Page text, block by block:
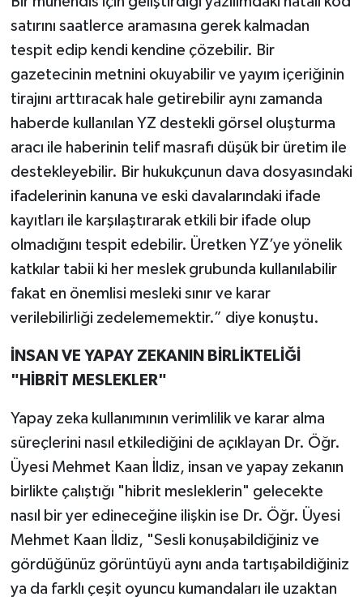
satırını saatlerce aramasına gerek kalmadan
tespit edip kendi kendine çözebilir. Bir
gazetecinin metnini okuyabilir ve yayım içeriğinin
tirajını arttıracak hale getirebilir aynı zamanda
haberde kullanılan YZ destekli görsel oluşturma
aracı ile haberinin telif masrafı düşük bir üretim ile
destekleyebilir. Bir hukukçunun dava dosyasındaki
ifadelerinin kanuna ve eski davalarındaki ifade
kayıtları ile karşılaştırarak etkili bir ifade olup
olmadığını tespit edebilir. Üretken YZ’ye yönelik
katkılar tabii ki her meslek grubunda kullanılabilir
fakat en önemlisi mesleki sınır ve karar
verilebilirliği zedelememektir.” diye konuştu.
İNSAN VE YAPAY ZEKANIN BİRLİKTELİĞİ
"HİBRİT MESLEKLER"
Yapay zeka kullanımının verimlilik ve karar alma
süreçlerini nasıl etkilediğini de açıklayan Dr. Öğr.
Üyesi Mehmet Kaan İldiz, insan ve yapay zekanın
birlikte çalıştığı "hibrit mesleklerin" gelecekte
nasıl bir yer edineceğine ilişkin ise Dr. Öğr. Üyesi
Mehmet Kaan İldiz, "Sesli konuşabildiğiniz ve
gördüğünüz görüntüyü aynı anda tartışabildiğiniz
ya da farklı çeşit oyuncu kumandaları ile uzaktan